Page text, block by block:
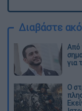
Διαβάστε
Από
για
O